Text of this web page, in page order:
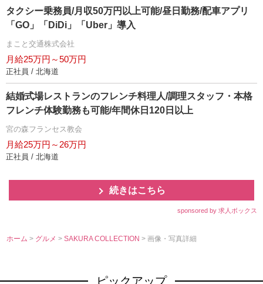
タクシー乗務員/月収50万円以上可能/昼日勤務/配車アプリ
「GO」「DiDi」「Uber」導入
まこと交通株式会社
月給25万円～50万円
正社員 / 北海道
結婚式場レストランのフレンチ料理人/調理スタッフ・本格
フレンチ体験勤務も可能/年間休日120日以上
宮の森フランセス教会
月給25万円～26万円
正社員 / 北海道
続きはこちら
sponsored by 求人ボックス
ホーム > グルメ>SAKURA COLLECTION> 画像・写真詳細
ピックアップ